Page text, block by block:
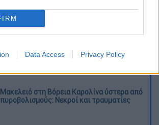
Data Access Privacy Policy
Ε9
«Δεν υπήρξε τεχνικό πρόβλημα»: Τι
κατέθεσαν οι δύο τραυματίες από τη
Μακελειό στη Βόρεια Καρολίνα ύστερα από
πυροβολισμούς: Νεκροί και τραυματίες